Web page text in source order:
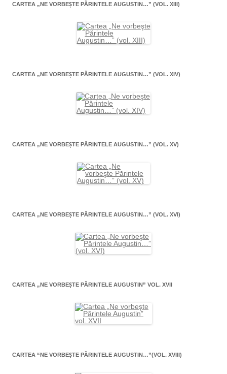
CARTEA „NE VORBEŞTE PĂRINTELE AUGUSTIN…” (VOL. XIII)
CARTEA „NE VORBEŞTE PĂRINTELE AUGUSTIN…” (VOL. XIV)
CARTEA „NE VORBEŞTE PĂRINTELE AUGUSTIN…” (VOL. XV)
CARTEA „NE VORBEŞTE PĂRINTELE AUGUSTIN…” (VOL. XVI)
CARTEA „NE VORBEŞTE PĂRINTELE AUGUSTIN” VOL. XVII
CARTEA “NE VORBEŞTE PĂRINTELE AUGUSTIN…”(VOL. XVIII)